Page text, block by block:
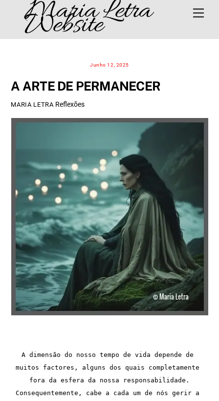
content
Maria Letra
Website
Junho 12, 2025
A ARTE DE PERMANECER
MARIA LETRA Reflexões
A dimensão do nosso tempo de vida depende de
muitos factores, alguns dos quais completamente
fora da esfera da nossa responsabilidade.
Consequentemente, cabe a cada um de nós gerir a